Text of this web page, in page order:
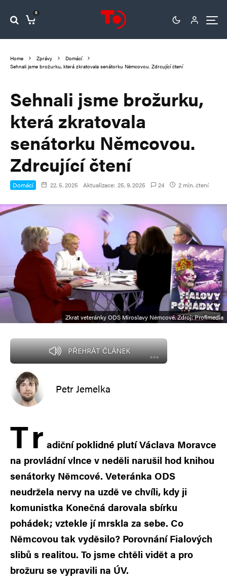
0
Home Zprávy
Domácí
Sehnali jsme brožurku, která zkratovala senátorku Němcovou. Zdrcující čtení
Sehnali jsme brožurku,
která zkratovala
senátorku Němcovou.
Zdrcující čtení
Domácí 22. 5. 2025 Aktualizace: 25. 9. 2025 24 2 min. čtení
Zkrat veteránky ODS Miroslavy Němcové. Zdroj: Profimedia
PŘEHRÁT ČLÁNEK
Petr Jemelka
Tr adiční poklidné plutí Václava Moravce
na provládní vlnce v neděli narušil hod knihou
senátorky Němcové. Veteránka ODS
neudržela nervy na uzdě ve chvíli, kdy ji
komunistka Konečná darovala sbírku
pohádek; vztekle jí mrskla za sebe. Co
Němcovou tak vyděsilo? Porovnání Fialových
slibů s realitou. To jsme chtěli vidět a pro
brožuru se vypravili na ÚV.